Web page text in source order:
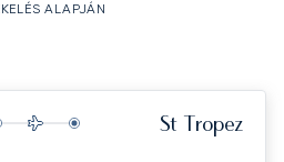
ALAPJÁN
St Tropez